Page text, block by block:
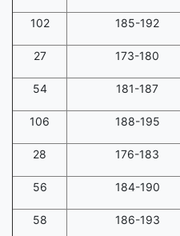
102 185-192
27 173-180
54 181-187
106 188-195
28 176-183
56 184-190
58 186-193